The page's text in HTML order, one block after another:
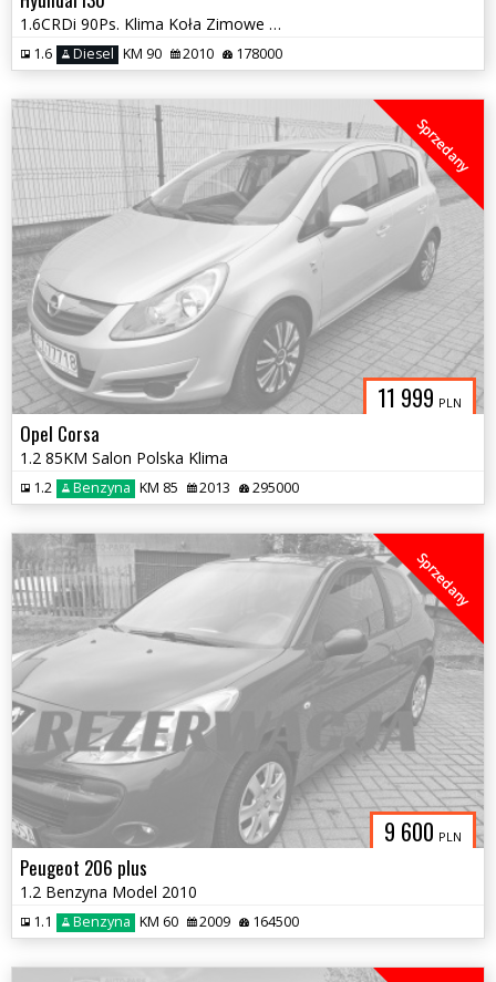
1.6CRDi 90Ps. Klima Koła Zimowe Serwis 2010
1.6 Diesel KM 90 2010 178000
11 999 PLN
Sprzedany
Opel Corsa
1.2 85KM Salon Polska Klima
1.2 Benzyna KM 85 2013 295000
9 600 PLN
Sprzedany
Peugeot 206 plus
1.2 Benzyna Model 2010
1.1 Benzyna KM 60 2009 164500